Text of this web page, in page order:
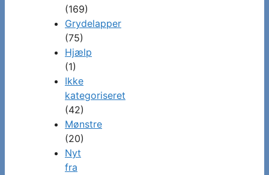
(169)
Grydelapper
(75)
Hjælp
(1)
Ikke
kategoriseret
(42)
Mønstre
(20)
Nyt
fra